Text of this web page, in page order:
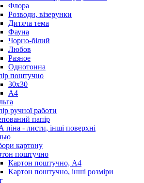
Флора
Розводи, візерунки
Дитяча тема
Фауна
Чорно-білий
Любов
Разное
Однотонна
поштучно
30х30
А4
ручної работи
папір
піна - листи, інші поверхні
картону
поштучно
Картон поштучно, А4
Картон поштучно, інші розміри